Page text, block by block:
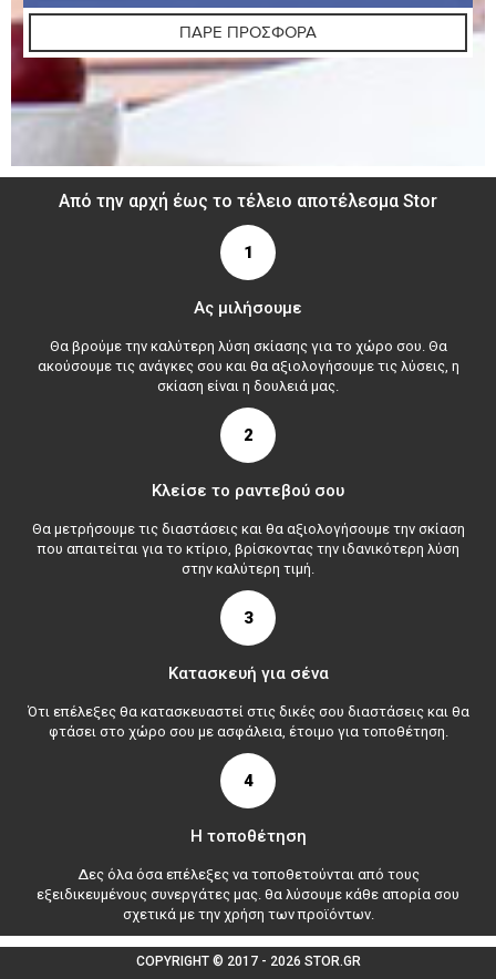
ΠΑΡΕ ΠΡΟΣΦΟΡΑ
Από την αρχή έως το τέλειο αποτέλεσμα Stor
1
Ας μιλήσουμε
Θα βρούμε την καλύτερη λύση σκίασης για το χώρο σου. Θα
ακούσουμε τις ανάγκες σου και θα αξιολογήσουμε τις λύσεις, η
σκίαση είναι η δουλειά μας.
2
Κλείσε το ραντεβού σου
Θα μετρήσουμε τις διαστάσεις και θα αξιολογήσουμε την σκίαση
που απαιτείται για το κτίριο, βρίσκοντας την ιδανικότερη λύση
στην καλύτερη τιμή.
3
Κατασκευή για σένα
Ότι επέλεξες θα κατασκευαστεί στις δικές σου διαστάσεις και θα
φτάσει στο χώρο σου με ασφάλεια, έτοιμο για τοποθέτηση.
4
Η τοποθέτηση
Δες όλα όσα επέλεξες να τοποθετούνται από τους
εξειδικευμένους συνεργάτες μας. θα λύσουμε κάθε απορία σου
σχετικά με την χρήση των προϊόντων.
COPYRIGHT © 2017 - 2026 STOR.GR